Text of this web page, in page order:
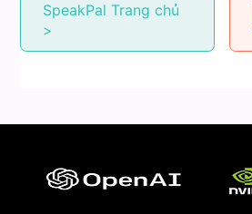
SpeakPal Trang chủ
>